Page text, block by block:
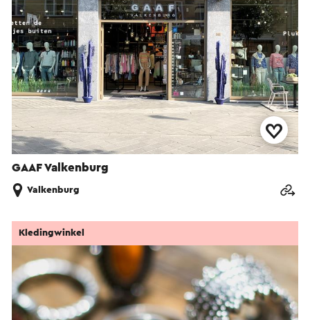
GAAF Valkenburg
Valkenburg
Kledingwinkel